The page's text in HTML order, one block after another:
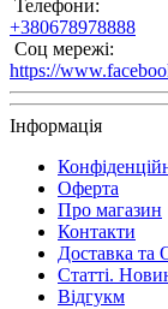
Телефони:
+380678978888
Соц мережі:
https://
Інформація
Оферта
Про магазин
Контакти
Доставка та
Статті.
Відгукм